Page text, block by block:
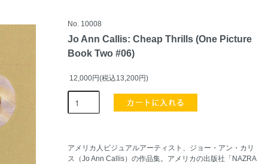
No. 10008
Jo Ann Callis: Cheap Thrills (One Picture
Book Two #06)
12,000円(税込13,200円)
アメリカ人ビジュアルアーティスト、ジョー・アン・カリ
ス（Jo Ann Callis）の作品集。アメリカの出版社「NAZRA